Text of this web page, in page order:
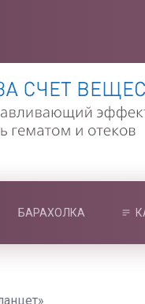
БАРАХОЛКА